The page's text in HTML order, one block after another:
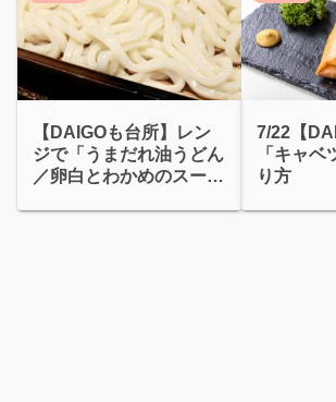
【DAIGOも台所】レン
ジで「うまだれ油うどん
／卵白とわかめのスー
7/22【
「キャ
り方